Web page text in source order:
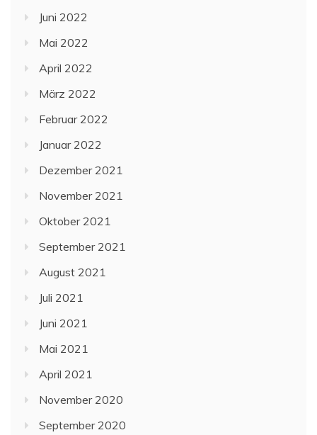
Juni 2022
Mai 2022
April 2022
März 2022
Februar 2022
Januar 2022
Dezember 2021
November 2021
Oktober 2021
September 2021
August 2021
Juli 2021
Juni 2021
Mai 2021
April 2021
November 2020
September 2020